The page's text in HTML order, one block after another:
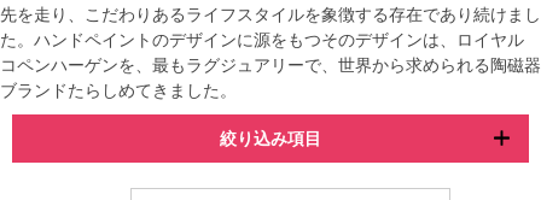
先を走り、こだわりあるライフスタイルを象徴する存在であり続けまし
た。ハンドペイントのデザインに源をもつそのデザインは、ロイヤル
コペンハーゲンを、最もラグジュアリーで、世界から求められる陶磁器
ブランドたらしめてきました。
絞り込み項目